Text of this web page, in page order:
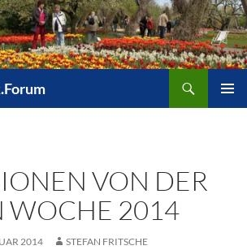
VON DER
WOCHE 2014
2014 STEFAN FRITSCHE